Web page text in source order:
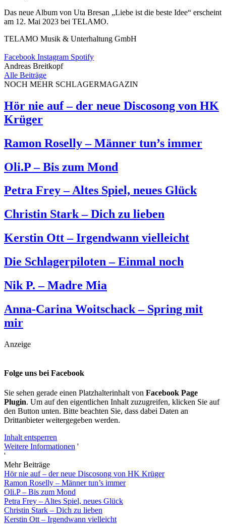
Das neue Album von Uta Bresan „Liebe ist die beste Idee“ erscheint
am 12. Mai 2023 bei TELAMO.
TELAMO Musik & Unterhaltung GmbH
Facebook Instagram Spotify
Andreas Breitkopf
Alle Beiträge
NOCH MEHR SCHLAGERMAGAZIN
Hör nie auf – der neue Discosong von HK
Krüger
Ramon Roselly – Männer tun’s immer
Oli.P – Bis zum Mond
Petra Frey – Altes Spiel, neues Glück
Christin Stark – Dich zu lieben
Kerstin Ott – Irgendwann vielleicht
Die Schlagerpiloten – Einmal noch
Nik P. – Madre Mia
Anna-Carina Woitschack – Spring mit
mir
Anzeige
Folge uns bei Facebook
Sie sehen gerade einen Platzhalterinhalt von Facebook Page
Plugin. Um auf den eigentlichen Inhalt zuzugreifen, klicken Sie auf
den Button unten. Bitte beachten Sie, dass dabei Daten an
Drittanbieter weitergegeben werden.
Inhalt entsperren
Weitere Informationen '
'
Mehr Beiträge
Hör nie auf – der neue Discosong von HK Krüger
Ramon Roselly – Männer tun’s immer
Oli.P – Bis zum Mond
Petra Frey – Altes Spiel, neues Glück
Christin Stark – Dich zu lieben
Kerstin Ott – Irgendwann vielleicht